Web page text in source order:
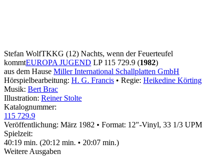
Stefan WolfTKKG (12) Nachts, wenn der Feuerteufel
kommtEUROPA JUGEND LP 115 729.9 (1982)
aus dem Hause Miller International Schallplatten GmbH
Hörspielbearbeitung: H. G. Francis • Regie: Heikedine Körting
Musik: Bert Brac
Illustration: Reiner Stolte
Katalognummer:
115 729.9
Veröffentlichung: März 1982 • Format: 12"-Vinyl, 33 1/3 UPM
Spielzeit:
40:19 min. (20:12 min. • 20:07 min.)
Weitere Ausgaben